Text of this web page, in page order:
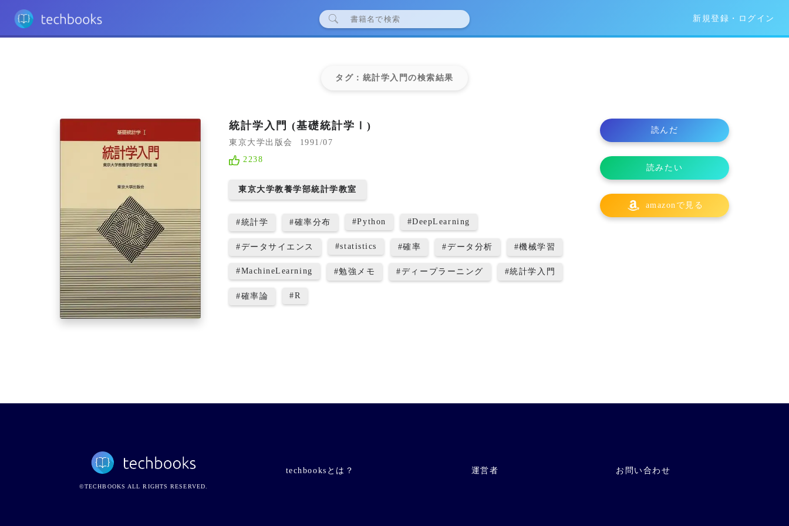
新規登録・ログイン
タグ：統計学入門の検索結果
統計学入門 (基礎統計学Ⅰ)
東京大学出版会
1991/07
2238
東京大学教養学部統計学教室
#統計学 #確率分布 #Python #DeepLearning
#データサイエンス #statistics #確率 #データ分析 #機械学習
#MachineLearning #勉強メモ #ディープラーニング #統計学入門
#確率論 #R
読んだ
読みたい
amazonで見る
©TECHBOOKS ALL RIGHTS RESERVED.
techbooksとは？ 運営者 お問い合わせ